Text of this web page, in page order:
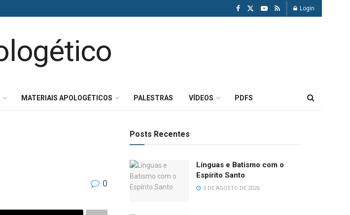
Login
MATERIAIS APOLOGÉTICOS PALESTRAS VÍDEOS PDFS
0
Posts Recentes
Línguas e Batismo com o
Espírito Santo
5 DE AGOSTO DE 2026